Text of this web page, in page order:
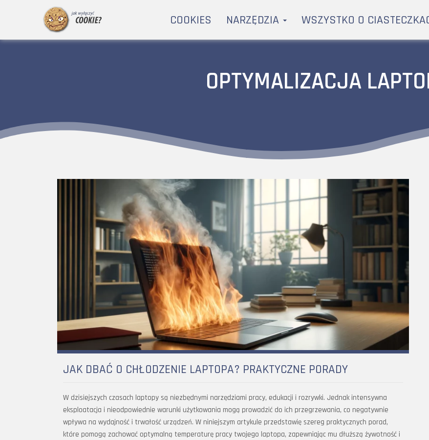
COOKIES NARZĘDZIA WSZYSTKO O
OPTYMALIZACJA
JAK DBAĆ O CHŁODZENIE LAPTOPA? PRAKTYCZNE PORADY
W dzisiejszych czasach laptopy są niezbędnymi narzędziami pracy, edukacji i rozrywki. Jednak intensywna
eksploatacja i nieodpowiednie warunki użytkowania mogą prowadzić do ich przegrzewania, co negatywnie
wpływa na wydajność i trwałość urządzeń. W niniejszym artykule przedstawię szereg praktycznych porad,
które pomogą zachować optymalną temperaturę pracy twojego laptopa, zapewniając mu dłuższą żywotność i